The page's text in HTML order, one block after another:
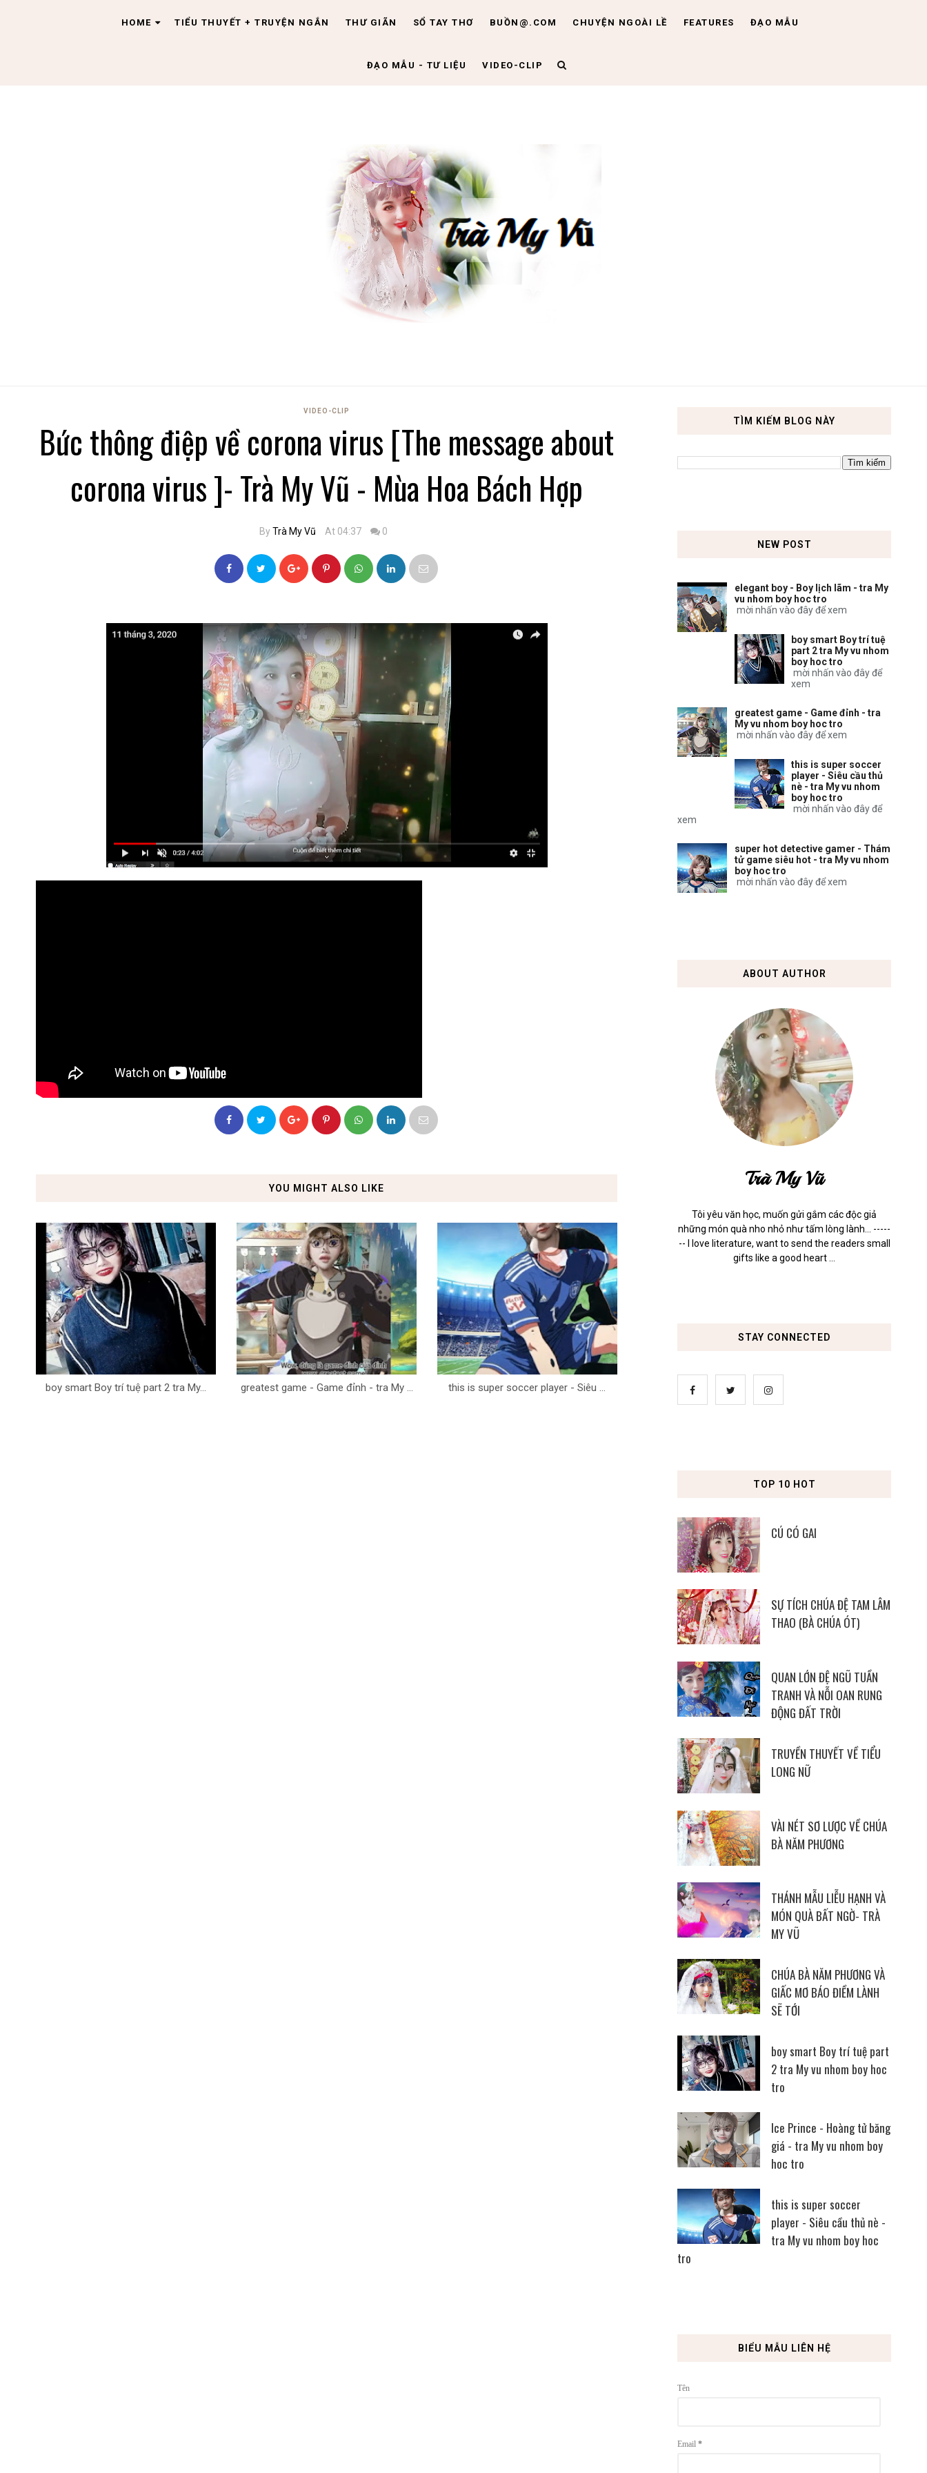
HOME TIỂU THUYẾT + TRUYỆN NGẮN THƯ GIÃN SỔ TAY THƠ BUỒN@.COM CHUYỆN NGOÀI LỀ FEATURES ĐẠO MẪU
ĐẠO MẪU - TƯ LIỆU VIDEO-CLIP
VIDEO-CLIP
Bức thông điệp về corona virus [The message about
corona virus ]- Trà My Vũ - Mùa Hoa Bách Hợp
ByTrà My Vũ At 04:37 0
YOU MIGHT ALSO LIKE
boy smart Boy trí tuệ part 2 tra My... greatest game - Game đỉnh - tra My ... this is super soccer player - Siêu ...
TÌM KIẾM BLOG NÀY
NEW POST
elegant boy - Boy lịch lãm - tra My
vu nhom boy hoc tro
mời nhấn vào đây để xem
boy smart Boy trí tuệ
part 2 tra My vu nhom
boy hoc tro
mời nhấn vào đây để
xem
greatest game - Game đỉnh - tra
My vu nhom boy hoc tro
mời nhấn vào đây để xem
this is super soccer
player - Siêu cầu thủ
nè - tra My vu nhom
boy hoc tro
mời nhấn vào đây để
xem
super hot detective gamer - Thám
tử game siêu hot - tra My vu nhom
boy hoc tro
mời nhấn vào đây để xem
ABOUT AUTHOR
Trà My Vũ
Tôi yêu văn học, muốn gửi gắm các độc giả
những món quà nho nhỏ như tấm lòng lành... -----
-- I love literature, want to send the readers small
gifts like a good heart ...
STAY CONNECTED
TOP 10 HOT
CÚ CÓ GAI
SỰ TÍCH CHÚA ĐỆ TAM LÂM
THAO (BÀ CHÚA ÓT)
QUAN LỚN ĐỆ NGŨ TUẦN
TRANH VÀ NỖI OAN RUNG
ĐỘNG ĐẤT TRỜI
TRUYỀN THUYẾT VỀ TIỂU
LONG NỮ
VÀI NÉT SƠ LƯỢC VỀ CHÚA
BÀ NĂM PHƯƠNG
THÁNH MẪU LIỄU HẠNH VÀ
MÓN QUÀ BẤT NGỜ- TRÀ
MY VŨ
CHÚA BÀ NĂM PHƯƠNG VÀ
GIẤC MƠ BÁO ĐIỀM LÀNH
SẼ TỚI
boy smart Boy trí tuệ part
2 tra My vu nhom boy hoc
tro
Ice Prince - Hoàng tử băng
giá - tra My vu nhom boy
hoc tro
this is super soccer
player - Siêu cầu thủ nè -
tra My vu nhom boy hoc
tro
BIỂU MẪU LIÊN HỆ
Tên
Email *